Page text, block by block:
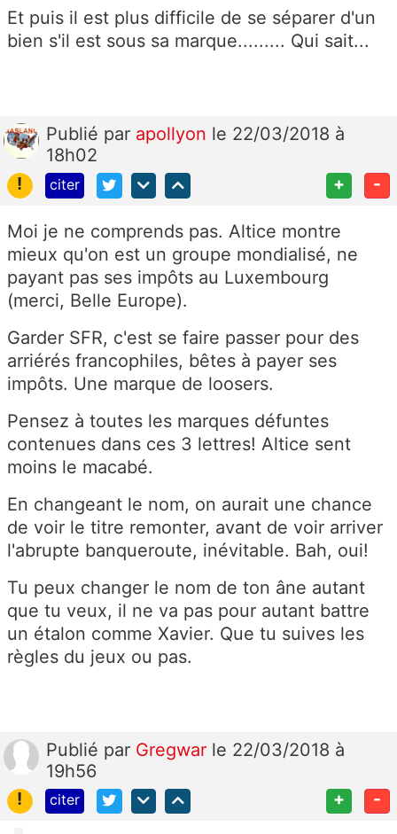
Et puis il est plus difficile de se séparer d'un
bien s'il est sous sa marque......... Qui sait...
Publié par apollyon le 22/03/2018 à
18h02
!
citer + -
Moi je ne comprends pas. Altice montre
mieux qu'on est un groupe mondialisé, ne
payant pas ses impôts au Luxembourg
(merci, Belle Europe).
Garder SFR, c'est se faire passer pour des
arriérés francophiles, bêtes à payer ses
impôts. Une marque de loosers.
Pensez à toutes les marques défuntes
contenues dans ces 3 lettres! Altice sent
moins le macabé.
En changeant le nom, on aurait une chance
de voir le titre remonter, avant de voir arriver
l'abrupte banqueroute, inévitable. Bah, oui!
Tu peux changer le nom de ton âne autant
que tu veux, il ne va pas pour autant battre
un étalon comme Xavier. Que tu suives les
règles du jeux ou pas.
Publié par Gregwar le 22/03/2018 à
19h56
!
citer + -